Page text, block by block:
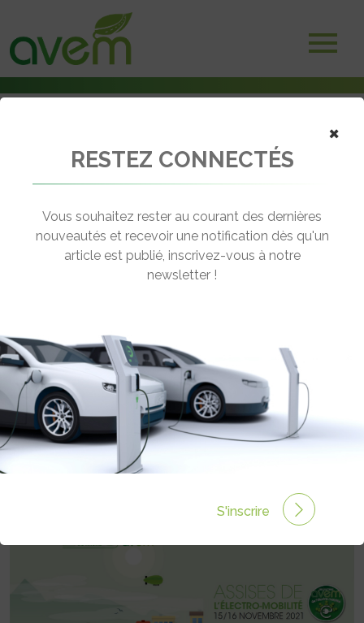
Assises de l’électro-mobilité : table ronde sur l‘optimisation des
← Revenir aux actualités
ASSISES DE L’ÉLECTRO-MOBILITÉ :
TABLE RONDE SUR L‘OPTIMISATION
DES INFRASTRUCTURES DE
RECHARGE VIA L’OUVERTURE DES
DONNÉES
Rédigé par Emmanuel Maumon le 30 Nov 2021 à 06:00
0 commentaires
×
RESTEZ CONNECTÉS
Vous souhaitez rester au courant des dernières
nouveautés et recevoir une notification dès qu'un
article est publié, inscrivez-vous à notre
newsletter !
S'inscrire